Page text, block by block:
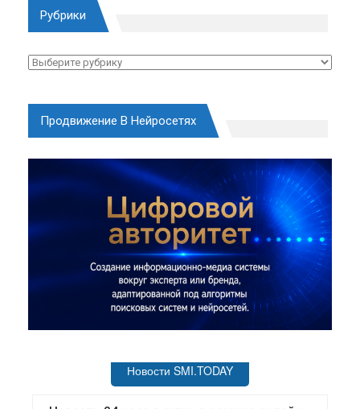
Рубрики
Рубрики
Продвижение В Нейросетях